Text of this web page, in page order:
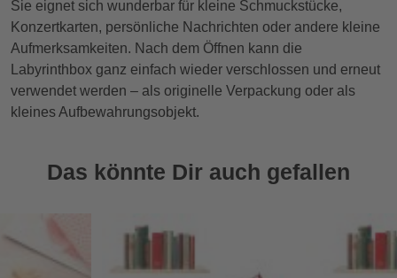
Sie eignet sich wunderbar für kleine Schmuckstücke,
Konzertkarten, persönliche Nachrichten oder andere kleine
Aufmerksamkeiten. Nach dem Öffnen kann die
Labyrinthbox ganz einfach wieder verschlossen und erneut
verwendet werden – als originelle Verpackung oder als
kleines Aufbewahrungsobjekt.
Das könnte Dir auch gefallen